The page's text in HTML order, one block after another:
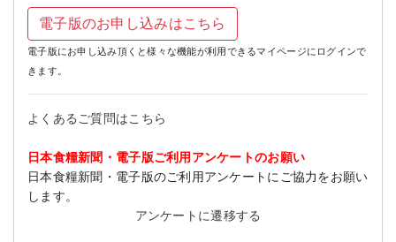
電子版のお申し込みはこちら
電子版にお申し込み頂くと様々な機能が利用できるマイページにログインで
きます。
よくあるご質問はこちら
日本食糧新聞・電子版ご利用アンケートのお願い
日本食糧新聞・電子版のご利用アンケートにご協力をお願い
します。
アンケートに遷移する